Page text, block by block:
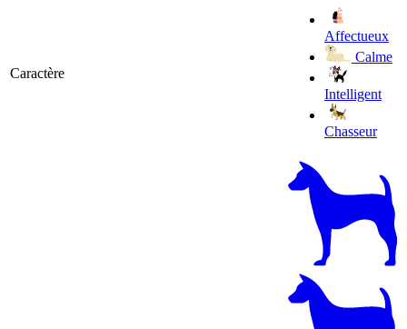
Caractère
Affectueux
Calme
Intelligent
Chasseur